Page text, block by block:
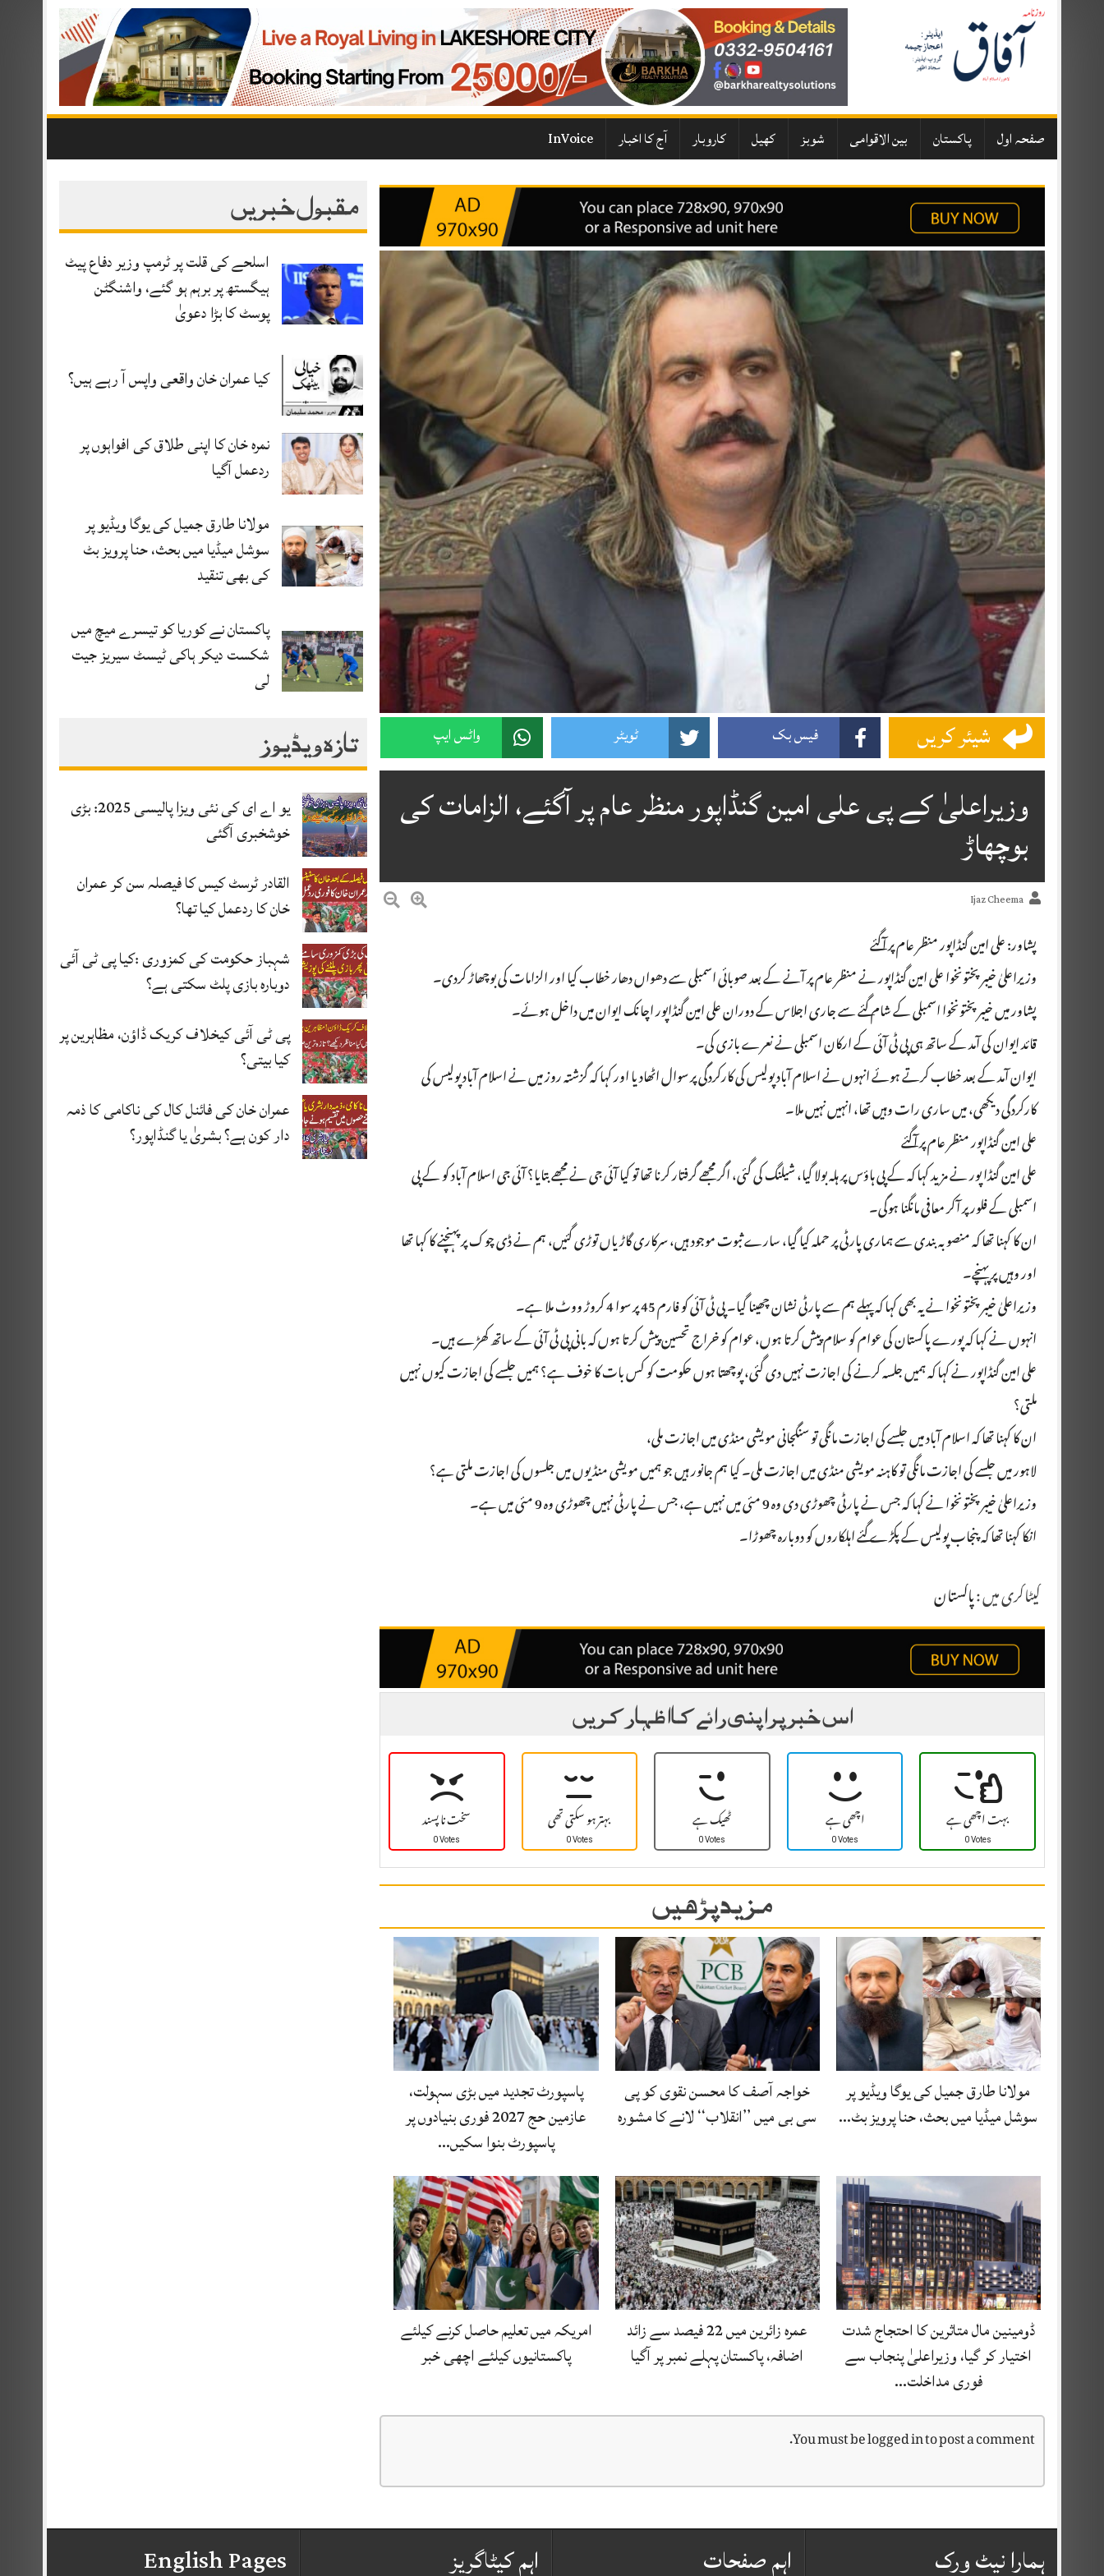
to
content
صفحہ اول پاکستان بین الاقوامی شوبز کھیل کاروبار آج کا اخبار InVoice
مقبول خبریں
اسلحے کی قلت پر ٹرمپ وزیر دفاع پیٹ
ہیگستھ پر برہم ہو گئے، واشنگٹن
پوسٹ کا بڑا دعویٰ
کیا عمران خان واقعی واپس آ رہے ہیں؟
نمرہ خان کا اپنی طلاق کی افواہوں پر
ردعمل آگیا
مولانا طارق جمیل کی یوگا ویڈیو پر
سوشل میڈیا میں بحث، حنا پرویز بٹ
کی بھی تنقید
پاکستان نے کوریا کو تیسرے میچ میں
شکست دیکر ہاکی ٹیسٹ سیریز جیت
لی
تازہ ویڈیوز
یو اے ای کی نئی ویزا پالیسی 2025: بڑی
خوشخبری آگئی
القادر ٹرسٹ کیس کا فیصلہ سن کر عمران
خان کا ردعمل کیا تھا؟
شہباز حکومت کی کمزوری :کیا پی ٹی آئی
دوبارہ بازی پلٹ سکتی ہے؟
پی ٹی آئی کیخلاف کریک ڈاؤن، مظاہرین پر
کیا بیتی؟
عمران خان کی فائنل کال کی ناکامی کا ذمہ
دار کون ہے؟ بشریٰ یا گنڈاپور؟
شیئر کریں فیس بک ٹویٹر واٹس ایپ
وزیراعلیٰ کے پی علی امین گنڈاپور منظر عام پر آگئے، الزامات کی
بوچھاڑ
Ijaz Cheema
پشاور: علی امین گنڈاپور منظر عام پر آگئے
وزیراعلیٰ خیبر پختونخوا علی امین گنڈاپور نے منظر عام پر آنے کے بعد صوبائی اسمبلی سے دھواں دھار خطاب کیا اور الزامات کی بوچھاڑ کردی۔
پشاور میں خیبر پختونخوا اسمبلی کے شام گئے سے جاری اجلاس کے دوران علی امین گنڈاپور اچانک ایوان میں داخل ہوئے۔
قائد ایوان کی آمد کے ساتھ ہی پی ٹی آئی کے ارکان اسمبلی نے نعرے بازی کی۔
ایوان آمد کے بعد خطاب کرتے ہوئے انہوں نے اسلام آباد پولیس کی کارکردگی پر سوال اٹھادیا اور کہا کہ گزشتہ روز میں نے اسلام آباد پولیس کی
کارکردگی دیکھی، میں ساری رات وہیں تھا، انہیں نہیں ملا۔
علی امین گنڈاپور منظر عام پر آگئے
علی امین گنڈا پور نے مزید کہا کہ کے پی ہاؤس پر ہلہ بولا گیا، شیلنگ کی گئی، اگر مجھے گرفتار کرنا تھا تو کیا آئی جی نے مجھے بتایا؟ آئی جی اسلام آباد کو کے پی
اسمبلی کے فلور پر آکر معافی مانگنا ہوگی۔
ان کا کہنا تھا کہ منصوبہ بندی سے ہماری پارٹی پر حملہ کیا گیا، سارے ثبوت موجود ہیں، سرکاری گاڑیاں توڑی گئیں، ہم نے ڈی چوک پر پہنچنے کا کہا تھا
اور وہیں پر پہنچے۔
وزیراعلیٰ خیبر پختونخوا نے یہ بھی کہا کہ پہلے ہم سے پارٹی نشان چھینا گیا۔ پی ٹی آئی کو فارم 45 پر سوا 4 کروڑ ووٹ ملا ہے۔
انہوں نے کہا کہ پورے پاکستان کی عوام کو سلام پیش کرتا ہوں، عوام کو خراج تحسین پیش کرتا ہوں کہ بانی پی ٹی آئی کے ساتھ کھڑے ہیں۔
علی امین گنڈاپور نے کہا کہ ہمیں جلسہ کرنے کی اجازت نہیں دی گئی، پوچھتا ہوں حکومت کو کس بات کا خوف ہے؟ ہمیں جلسے کی اجازت کیوں نہیں
ملتی؟
ان کا کہنا تھا کہ اسلام آباد میں جلسے کی اجازت مانگی تو سنگجانی مویشی منڈی میں اجازت ملی،
لاہور میں جلسے کی اجازت مانگی تو کاہنہ مویشی منڈی میں اجازت ملی۔ کیا ہم جانور ہیں جو ہمیں مویشی منڈیوں میں جلسوں کی اجازت ملتی ہے؟
وزیراعلیٰ خیبر پختونخوا نے کہا کہ جس نے پارٹی چھوڑی دی وہ 9 مئی میں نہیں ہے، جس نے پارٹی نہیں چھوڑی وہ 9 مئی میں ہے۔
انکا کہنا تھا کہ پنجاب پولیس کے پکڑے گئے اہلکاروں کو دوبارہ چھوڑا۔
کیٹاگری میں :پاکستان
اس خبر پر اپنی رائے کا اظہار کریں
سخت نا پسند
0 Votes بہتر ہو سکتی تھی
0 Votes ٹھیک ہے
0 Votes اچھی ہے
0 Votes بہت اچھی ہے
0 Votes
مزید پڑھیں
مولانا طارق جمیل کی یوگا ویڈیو پر
سوشل میڈیا میں بحث، حنا پرویز بٹ…
خواجہ آصف کا محسن نقوی کو پی
سی بی میں ’’انقلاب‘‘ لانے کا مشورہ
پاسپورٹ تجدید میں بڑی سہولت،
عازمین حج 2027 فوری بنیادوں پر
پاسپورٹ بنوا سکیں…
ڈومینین مال متاثرین کا احتجاج شدت
اختیار کر گیا، وزیراعلیٰ پنجاب سے
فوری مداخلت…
عمرہ زائرین میں 22 فیصد سے زائد
اضافہ، پاکستان پہلے نمبر پر آگیا
امریکہ میں تعلیم حاصل کرنے کیلئے
پاکستانیوں کیلئے اچھی خبر
You must belogged into post a comment.
English Pages اہم کیٹاگریز اہم صفحات ہمارا نیٹ ورک